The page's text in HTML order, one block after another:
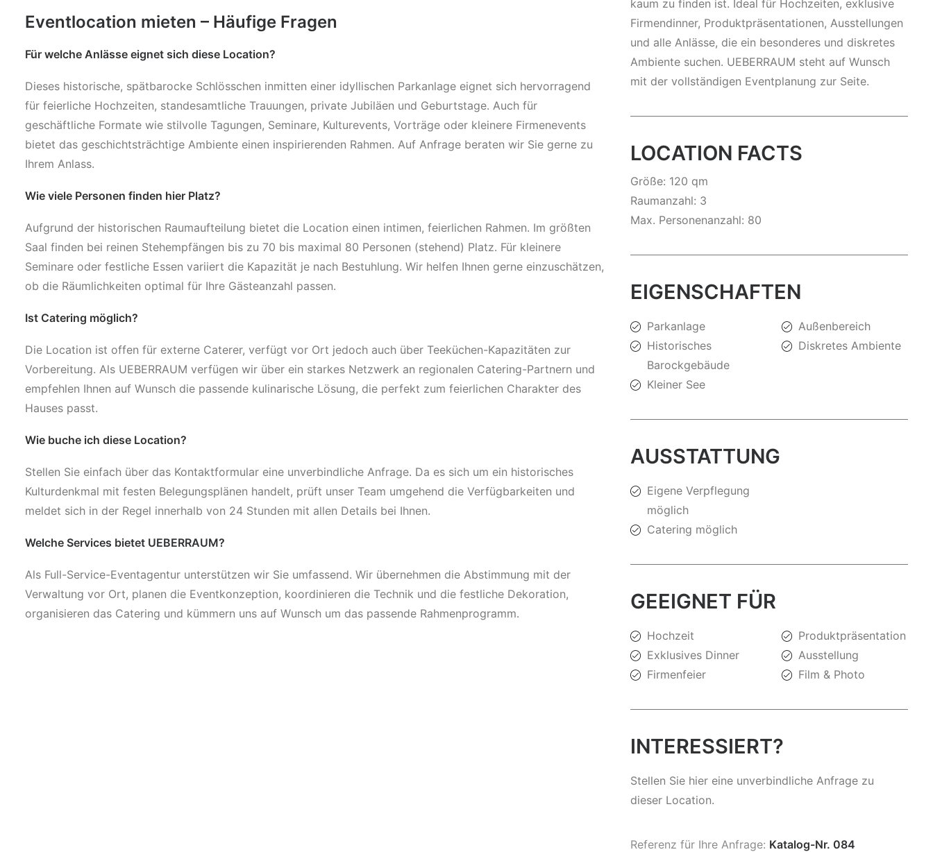
Eventlocation mieten – Häufige Fragen
Für welche Anlässe eignet sich diese Location?
Dieses historische, spätbarocke Schlösschen inmitten einer idyllischen Parkanlage eignet sich hervorragend
für feierliche Hochzeiten, standesamtliche Trauungen, private Jubiläen und Geburtstage. Auch für
geschäftliche Formate wie stilvolle Tagungen, Seminare, Kulturevents, Vorträge oder kleinere Firmenevents
bietet das geschichtsträchtige Ambiente einen inspirierenden Rahmen. Auf Anfrage beraten wir Sie gerne zu
Ihrem Anlass.
Wie viele Personen finden hier Platz?
Aufgrund der historischen Raumaufteilung bietet die Location einen intimen, feierlichen Rahmen. Im größten
Saal finden bei reinen Stehempfängen bis zu 70 bis maximal 80 Personen (stehend) Platz. Für kleinere
Seminare oder festliche Essen variiert die Kapazität je nach Bestuhlung. Wir helfen Ihnen gerne einzuschätzen,
ob die Räumlichkeiten optimal für Ihre Gästeanzahl passen.
Ist Catering möglich?
Die Location ist offen für externe Caterer, verfügt vor Ort jedoch auch über Teeküchen-Kapazitäten zur
Vorbereitung. Als UEBERRAUM verfügen wir über ein starkes Netzwerk an regionalen Catering-Partnern und
empfehlen Ihnen auf Wunsch die passende kulinarische Lösung, die perfekt zum feierlichen Charakter des
Hauses passt.
Wie buche ich diese Location?
Stellen Sie einfach über das Kontaktformular eine unverbindliche Anfrage. Da es sich um ein historisches
Kulturdenkmal mit festen Belegungsplänen handelt, prüft unser Team umgehend die Verfügbarkeiten und
meldet sich in der Regel innerhalb von 24 Stunden mit allen Details bei Ihnen.
Welche Services bietet UEBERRAUM?
Als Full-Service-Eventagentur unterstützen wir Sie umfassend. Wir übernehmen die Abstimmung mit der
Verwaltung vor Ort, planen die Eventkonzeption, koordinieren die Technik und die festliche Dekoration,
organisieren das Catering und kümmern uns auf Wunsch um das passende Rahmenprogramm.
kaum zu finden ist. Ideal für Hochzeiten, exklusive
Firmendinner, Produktpräsentationen, Ausstellungen
und alle Anlässe, die ein besonderes und diskretes
Ambiente suchen. UEBERRAUM steht auf Wunsch
mit der vollständigen Eventplanung zur Seite.
LOCATION FACTS
Größe: 120 qm
Raumanzahl: 3
Max. Personenanzahl: 80
EIGENSCHAFTEN
Parkanlage
Historisches
Barockgebäude
Kleiner See
Außenbereich
Diskretes Ambiente
AUSSTATTUNG
Eigene Verpflegung
möglich
Catering möglich
GEEIGNET FÜR
Hochzeit
Exklusives Dinner
Firmenfeier
Produktpräsentation
Ausstellung
Film & Photo
INTERESSIERT?
Stellen Sie hier eine unverbindliche Anfrage zu
dieser Location.
Referenz für Ihre Anfrage: Katalog-Nr. 084